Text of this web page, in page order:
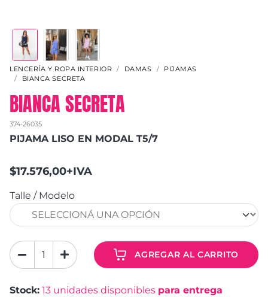
LENCERÍA Y ROPA INTERIOR DAMAS
PIJAMAS
BIANCA SECRETA
BIANCA SECRETA
374-26035
PIJAMA LISO EN MODAL T5/7
$17.576,00+IVA
Talle / Modelo
AGREGAR AL CARRITO
Stock: 13 unidades disponibles para entrega